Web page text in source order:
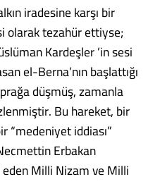
iradesine karşı bir
olarak tezahür ettiyse;
Kardeşler ’in sesi
el-Berna’nın başlattığı
düşmüş, zamanla
Bu hareket, bir
“medeniyet iddiası”
Erbakan
eden Milli Nizam ve Milli